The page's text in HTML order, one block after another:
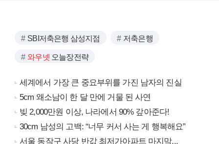
SBI저축은행 삼성지점 저축은행
와우넷 오늘장전략
세계에서 가장 큰 중요부위를 가진 남자의 진실
5cm 왜소남이 한 달 만에 거물 된 사연
빚 2,000만원 이상, 나라에서 90% 갚아준다!
30cm 남성의 고백: “너무 커서 사는 게 행복해요”
서울 동작구 사당 반값 최저가아파트 마지막...